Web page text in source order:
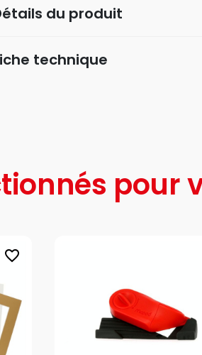
du produit
technique
pour
favorite_border